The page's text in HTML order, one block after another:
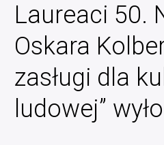
Laureaci 50.
Oskara
zasługi dla
ludowej”